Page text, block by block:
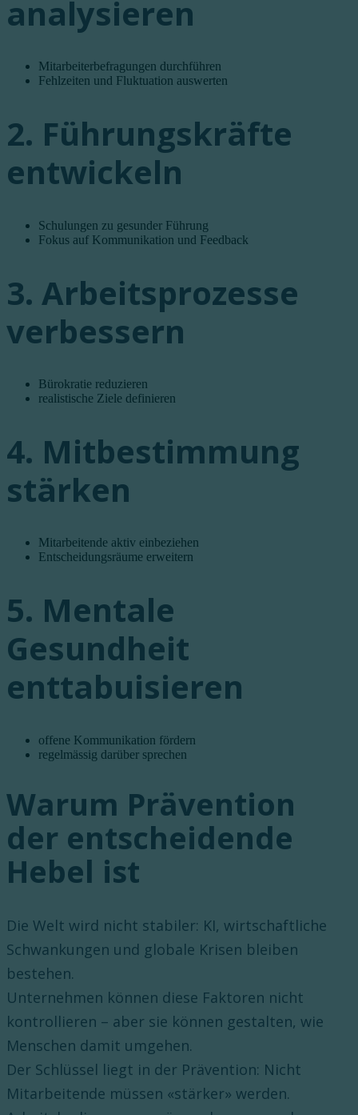
analysieren
Mitarbeiterbefragungen durchführen
Fehlzeiten und Fluktuation auswerten
2. Führungskräfte
entwickeln
Schulungen zu gesunder Führung
Fokus auf Kommunikation und Feedback
3. Arbeitsprozesse
verbessern
Bürokratie reduzieren
realistische Ziele definieren
4. Mitbestimmung
stärken
Mitarbeitende aktiv einbeziehen
Entscheidungsräume erweitern
5. Mentale
Gesundheit
enttabuisieren
offene Kommunikation fördern
regelmässig darüber sprechen
Warum Prävention
der entscheidende
Hebel ist
Die Welt wird nicht stabiler: KI, wirtschaftliche
Schwankungen und globale Krisen bleiben
bestehen.
Unternehmen können diese Faktoren nicht
kontrollieren – aber sie können gestalten, wie
Menschen damit umgehen.
Der Schlüssel liegt in der Prävention: Nicht
Mitarbeitende müssen «stärker» werden.